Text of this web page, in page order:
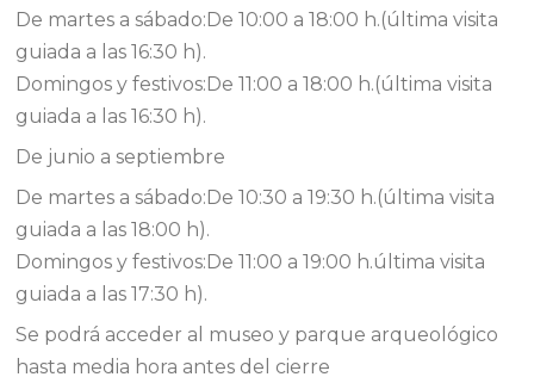
De martes a sábado:De 10:00 a 18:00 h.(última visita
guiada a las 16:30 h).
Domingos y festivos:De 11:00 a 18:00 h.(última visita
guiada a las 16:30 h).
De junio a septiembre
De martes a sábado:De 10:30 a 19:30 h.(última visita
guiada a las 18:00 h).
Domingos y festivos:De 11:00 a 19:00 h.última visita
guiada a las 17:30 h).
Se podrá acceder al museo y parque arqueológico
hasta media hora antes del cierre